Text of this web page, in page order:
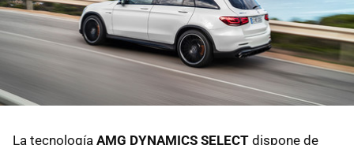
La tecnología AMG DYNAMICS SELECT dispone de